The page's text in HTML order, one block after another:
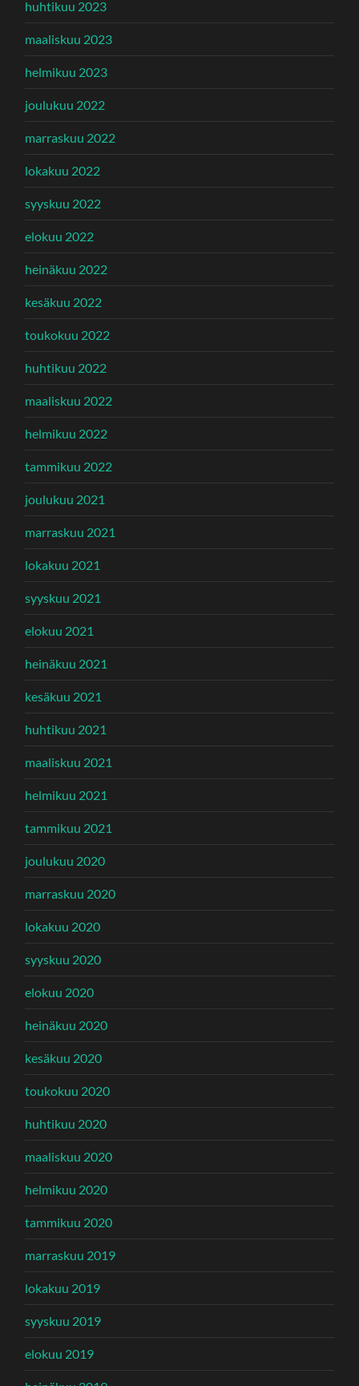
huhtikuu 2023
maaliskuu 2023
helmikuu 2023
joulukuu 2022
marraskuu 2022
lokakuu 2022
syyskuu 2022
elokuu 2022
heinäkuu 2022
kesäkuu 2022
toukokuu 2022
huhtikuu 2022
maaliskuu 2022
helmikuu 2022
tammikuu 2022
joulukuu 2021
marraskuu 2021
lokakuu 2021
syyskuu 2021
elokuu 2021
heinäkuu 2021
kesäkuu 2021
huhtikuu 2021
maaliskuu 2021
helmikuu 2021
tammikuu 2021
joulukuu 2020
marraskuu 2020
lokakuu 2020
syyskuu 2020
elokuu 2020
heinäkuu 2020
kesäkuu 2020
toukokuu 2020
huhtikuu 2020
maaliskuu 2020
helmikuu 2020
tammikuu 2020
marraskuu 2019
lokakuu 2019
syyskuu 2019
elokuu 2019